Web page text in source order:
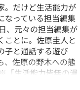
。だけど生活能力が
なっている担当編集
、元々の担当編集が
ことに。佐原圭人と
子と通話する遊び
、佐原の野木への態
生活能力皆無の漫
しまう」という短